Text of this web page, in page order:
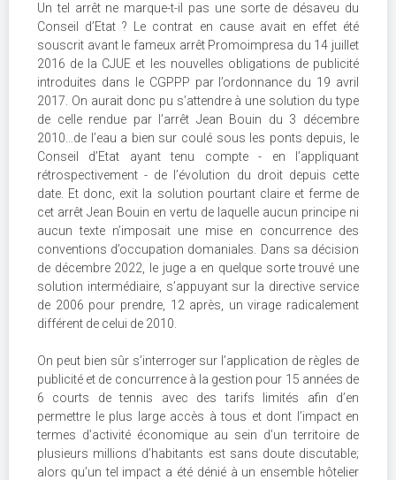
Un tel arrêt ne marque-t-il pas une sorte de désaveu du
Conseil d’Etat ? Le contrat en cause avait en effet été
souscrit avant le fameux arrêt Promoimpresa du 14 juillet
2016 de la CJUE et les nouvelles obligations de publicité
introduites dans le CGPPP par l’ordonnance du 19 avril
2017. On aurait donc pu s’attendre à une solution du type
de celle rendue par l’arrêt Jean Bouin du 3 décembre
2010…de l’eau a bien sur coulé sous les ponts depuis, le
Conseil d’Etat ayant tenu compte - en l’appliquant
rétrospectivement - de l’évolution du droit depuis cette
date. Et donc, exit la solution pourtant claire et ferme de
cet arrêt Jean Bouin en vertu de laquelle aucun principe ni
aucun texte n’imposait une mise en concurrence des
conventions d’occupation domaniales. Dans sa décision
de décembre 2022, le juge a en quelque sorte trouvé une
solution intermédiaire, s’appuyant sur la directive service
de 2006 pour prendre, 12 après, un virage radicalement
différent de celui de 2010.
On peut bien sûr s’interroger sur l’application de règles de
publicité et de concurrence à la gestion pour 15 années de
6 courts de tennis avec des tarifs limités afin d’en
permettre le plus large accès à tous et dont l’impact en
termes d’activité économique au sein d’un territoire de
plusieurs millions d’habitants est sans doute discutable;
alors qu’un tel impact a été dénié à un ensemble hôtelier